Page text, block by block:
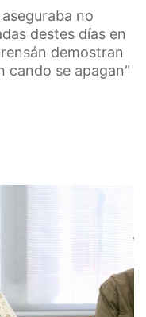
no
destes días en
demostran
cando se apagan"